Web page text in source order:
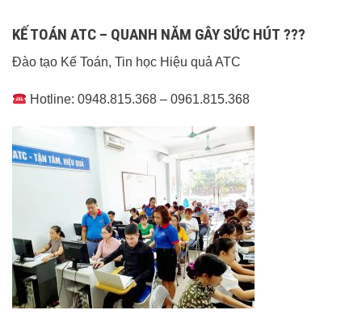
KẾ TOÁN ATC – QUANH NĂM GÂY SỨC HÚT ???
Đào tạo Kế Toán, Tin học Hiệu quả ATC
Hotline: 0948.815.368 – 0961.815.368